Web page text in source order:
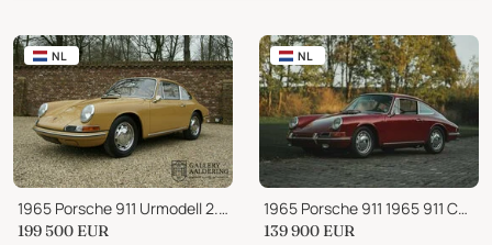
NL
1965 Porsche 911 Urmodell 2.0 SWB "Passionate restoration"
199 500 EUR
NL
1965 Porsche 911 1965 911 Coupe Matching numbers early chassis numb
139 900 EUR